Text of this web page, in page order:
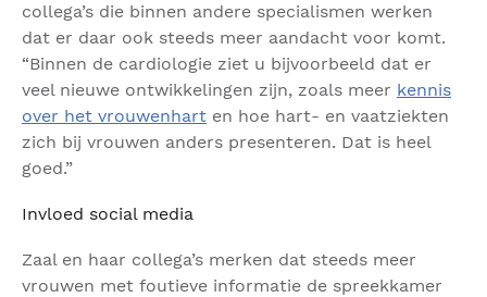
collega’s die binnen andere specialismen werken
dat er daar ook steeds meer aandacht voor komt.
“Binnen de cardiologie ziet u bijvoorbeeld dat er
veel nieuwe ontwikkelingen zijn, zoals meer kennis
over het vrouwenhart en hoe hart- en vaatziekten
zich bij vrouwen anders presenteren. Dat is heel
goed.”
Invloed social media
Zaal en haar collega’s merken dat steeds meer
vrouwen met foutieve informatie de spreekkamer